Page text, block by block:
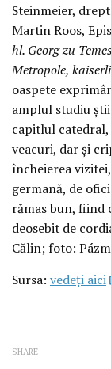
Steinmeier,
Martin Roos,
hl. Georg zu
Metropole,
oaspete
amplul studiu
capitlul
veacuri, dar și
încheierea
germană, de
rămas bun, fiind
deosebit de
Călin; foto:
Sursa: vedeţi aici
SHARE